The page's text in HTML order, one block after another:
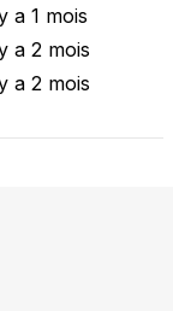
a 1 mois
a 2 mois
a 2 mois